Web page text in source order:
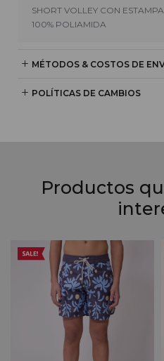
SHORT VOLLEY CON ESTAMPA
100% POLIAMIDA
MÉTODOS & COSTOS DE
POLÍTICAS DE CAMBIOS
Productos